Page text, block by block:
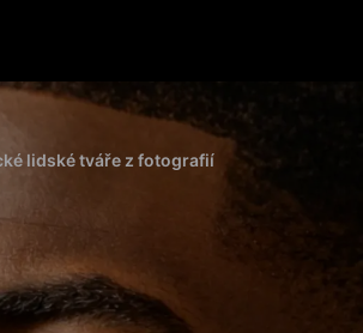
lidské tváře z fotografií